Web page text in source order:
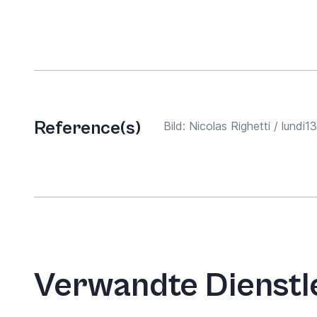
Reference(s) Bild: Nicolas Righetti / lundi13
Verwandte